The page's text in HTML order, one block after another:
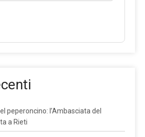
peperoncino: l’Ambasciata del
a Rieti